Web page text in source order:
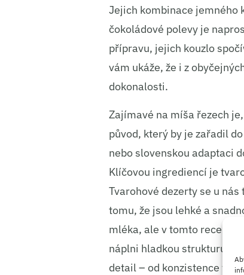
Jejich kombinace jemného
čokoládové polevy je
přípravu, jejich kouzlo
vám ukáže, že i z
dokonalosti.
Zajímavé na míša řezech
původ, který by je zařadil
nebo slovenskou adaptaci
Klíčovou ingrediencí je
Tvarohové dezerty se u
tomu, že jsou lehké a
mléka, ale v tomto receptu
náplni hladkou strukturu.
detail – od konzistence